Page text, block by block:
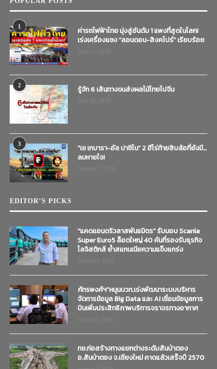
1
ค่ารถไฟฟ้าไทย มุ่งสู่อันดับ 1 แพงที่สุดในโลก!
เร่งเครื่องแซง “ลอนดอน-สิงคโปร์” เรียบร้อย
2 รู้จัก 6 เส้นทางขนส่งผลไม้ไทยไปจีน
3
“เช เกบารา-อัล ปาชิโน” 2 ฮีโร่ท้ายสิบล้อที่ยังมี…
ลมหายใจ!
EDITOR’S PICKS
“แคดแอนดริวลาสพันธมิตร” รับมอบ Scania
Super Euro5 ล็อตใหญ่ 40 คันที่รองรับธุรกิจ
โลจิสติกส์ ย้ำสแกนเนียความแข็งแกร่ง
ภัทรพงศ์ฯ”หนุนบวท.เร่งพัฒนาระบบบริหาร
จัดการข้อมูล Big Data และ AI เชื่อมข้อมูลการ
บินเพิ่มประสิทธิภาพบริการจราจรทางอากาศ
ทช.ก่อสร้างทางแยกต่างระดับสันป่าตอง
อ.สันป่าตอง จ.เชียงใหม่ คาดแล้วเสร็จปี 2570